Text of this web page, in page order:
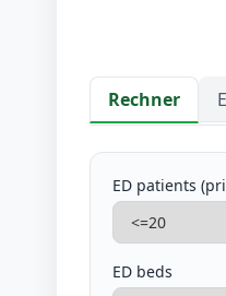
Rechner
ED patients
ED beds